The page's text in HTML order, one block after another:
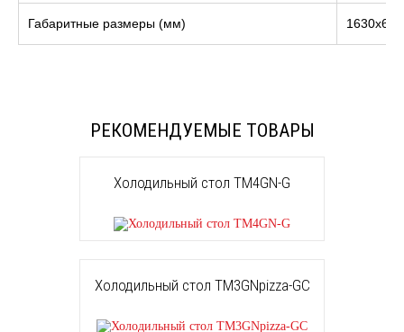
Габаритные размеры (мм)
РЕКОМЕНДУЕМЫЕ ТОВАРЫ
Холодильный стол TM4GN-G
Холодильный стол TM3GNpizza-GС